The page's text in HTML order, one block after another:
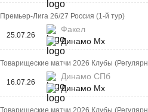
Премьер-Лига 26/27 Россия (1-й тур)
25.07.26
Факел
Динамо Мх
Товарищеские матчи 2026 Клубы
16.07.26
Динамо СПб
Динамо Мх
Товарищеские матчи 2026 Клубы